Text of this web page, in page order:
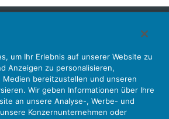
Bewegungssensoren
Anlegerbeziehungen
Neue Liste Neuigkeiten
um Ihr Erlebnis auf unserer Website zu
Anzeigen zu personalisieren,
Medien bereitzustellen und unseren
Wir geben Informationen über Ihre
an unsere Analyse-, Werbe- und
Konzernunternehmen oder